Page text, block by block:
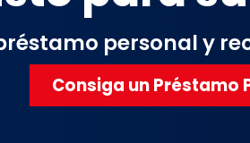
personal y
Consiga un Préstamo